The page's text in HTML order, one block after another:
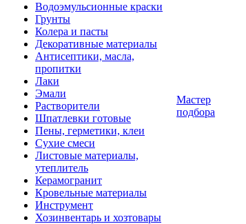
Водоэмульсионные краски
Грунты
Колера и пасты
Декоративные материалы
Антисептики, масла,
пропитки
Лаки
Эмали
Растворители
Шпатлевки готовые
Пены, герметики, клеи
Сухие смеси
Листовые материалы,
утеплитель
Керамогранит
Кровельные материалы
Инструмент
Хозинвентарь и хозтовары
Мастер
подбора